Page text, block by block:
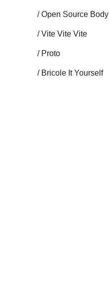
Open Source Body
Vite Vite Vite
Proto
Bricole It Yourself